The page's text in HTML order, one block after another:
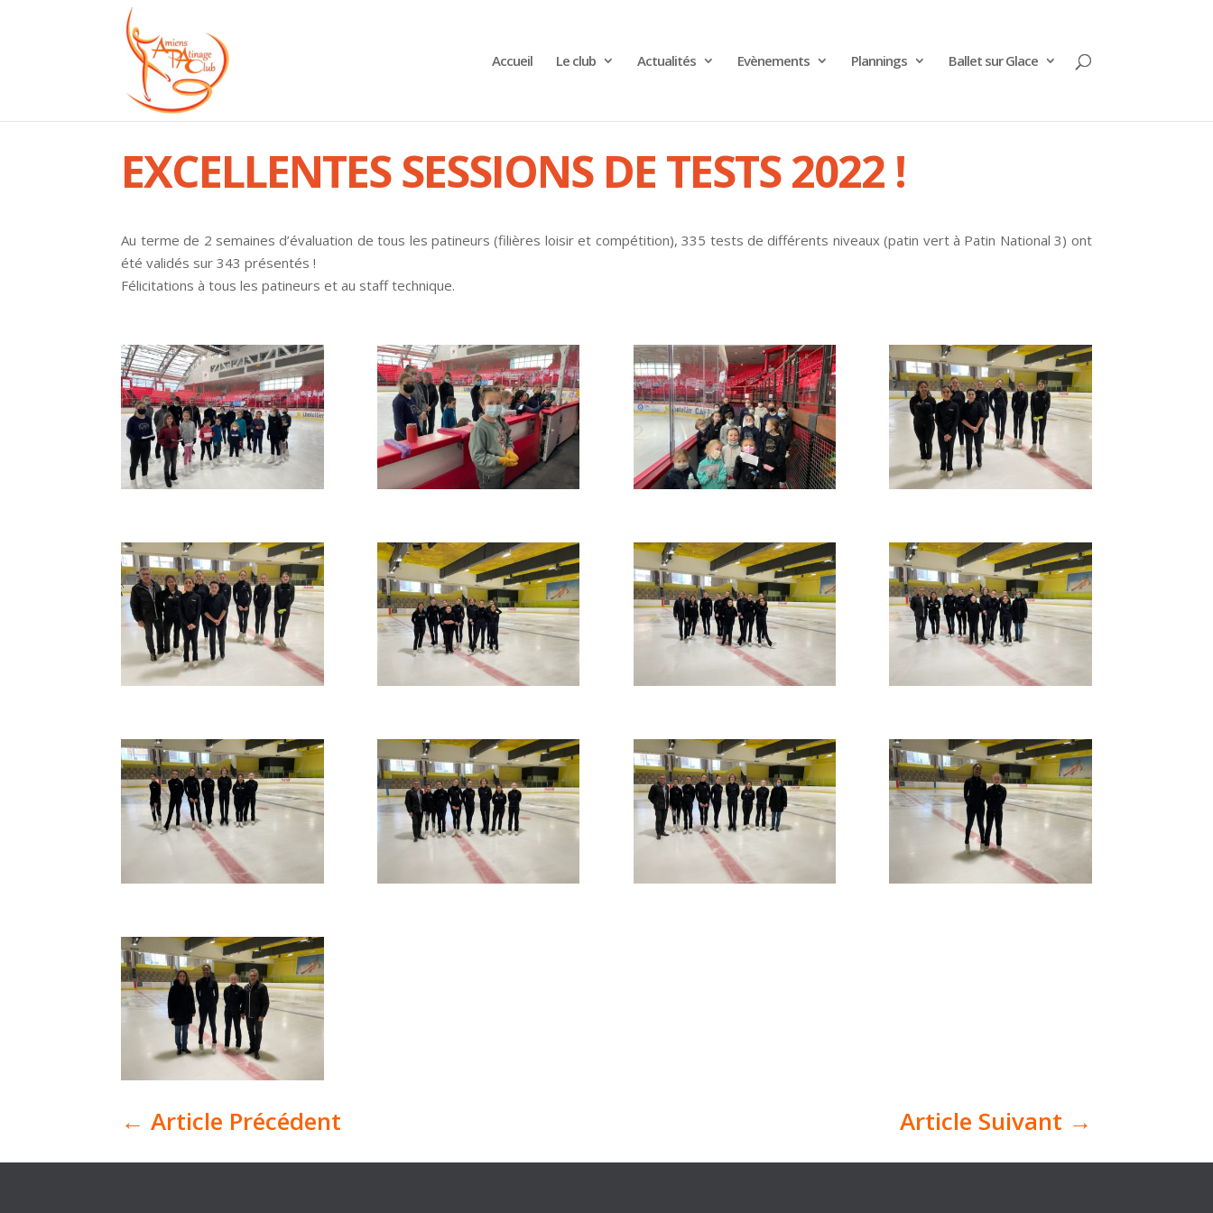
Accueil Le club Actualités Evènements Plannings Ballet sur Glace
EXCELLENTES SESSIONS DE TESTS 2022 !
Au terme de 2 semaines d’évaluation de tous les patineurs (filières loisir et compétition), 335 tests de différents niveaux (patin vert à Patin National 3) ont
été validés sur 343 présentés !
Félicitations à tous les patineurs et au staff technique.
←Article Précédent Article Suivant →